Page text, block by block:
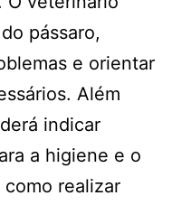
pássaro,
e orientar
Além
indicar
a higiene e o
realizar